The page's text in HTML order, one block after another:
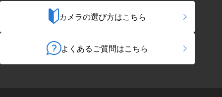
カメラの選び方はこちら
よくあるご質問はこちら